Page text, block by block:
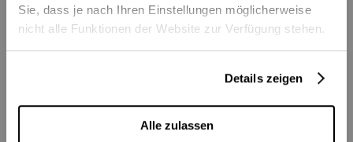
Sie, dass je nach Ihren Einstellungen möglicherweise
nicht alle Funktionen der Website zur Verfügung stehen.
Details zeigen
Alle zulassen